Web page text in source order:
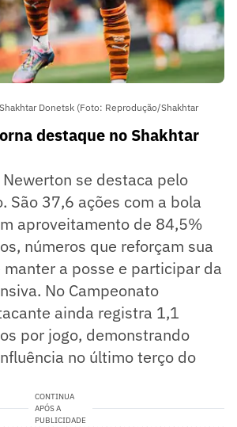
Donetsk (Foto: Reprodução/Shakhtar
destaque no Shakhtar
se destaca pelo
São 37,6 ações com a bola
aproveitamento de 84,5%
números que reforçam sua
a posse e participar da
No Campeonato
ainda registra 1,1
por jogo, demonstrando
no último terço do
CONTINUA
APÓS A
PUBLICIDADE